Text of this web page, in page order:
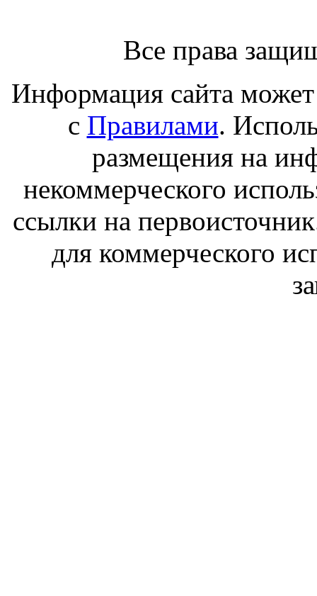
Все права
Информация сайта может
с Правилами.
размещения на
некоммерческого
ссылки на
для коммерческого